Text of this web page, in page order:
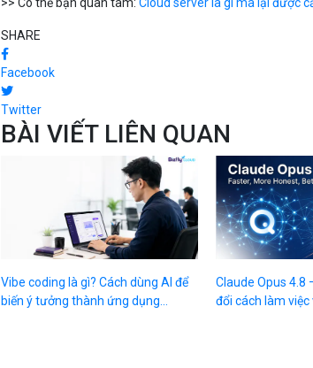
SHARE
Facebook
Twitter
BÀI VIẾT LIÊN QUAN
Vibe coding là gì? Cách dùng AI để
biến ý tưởng thành ứng dụng...
Claude Opus 4.8
đổi cách làm việc